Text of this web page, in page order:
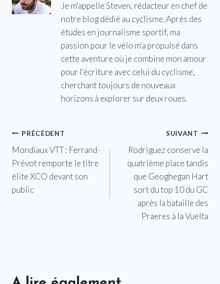
Je m'appelle Steven, rédacteur en chef de
notre blog dédié au cyclisme. Après des
études en journalisme sportif, ma
passion pour le vélo m'a propulsé dans
cette aventure où je combine mon amour
pour l'écriture avec celui du cyclisme,
cherchant toujours de nouveaux
horizons à explorer sur deux roues.
Navigation
de
l’article
PRÉCÉDENT
Mondiaux VTT : Ferrand-
Prévot remporte le titre
élite XCO devant son
public
SUIVANT
Rodriguez conserve la
quatrième place tandis
que Geoghegan Hart
sort du top 10 du GC
après la bataille des
Praeres à la Vuelta